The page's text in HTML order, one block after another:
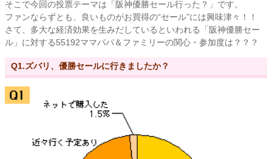
そこで今回の投票テーマは「阪神優勝セール行った？」です。
ファンならずとも、良いものがお買得の“セール”には興味津々！！
さて、多大な経済効果を生みだしているといわれる「阪神優勝セー
ル」に対する55192ママパパ＆ファミリーの関心・参加度は？？？
Q1.ズバリ、優勝セールに行きましたか？